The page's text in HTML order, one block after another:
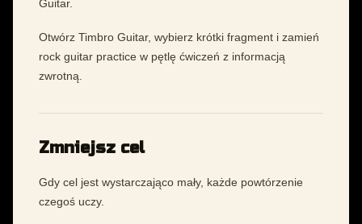
Guitar.
Otwórz Timbro Guitar, wybierz krótki fragment i zamień
rock guitar practice w pętlę ćwiczeń z informacją
zwrotną.
Zmniejsz cel
Gdy cel jest wystarczająco mały, każde powtórzenie
czegoś uczy.